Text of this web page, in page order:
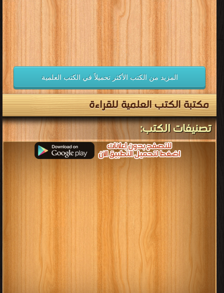
المزيد من الكتب الأكثر تحميلاً في الكتب العلمية
مكتبة الكتب العلمية للقراءة
تصنيفات الكتب: